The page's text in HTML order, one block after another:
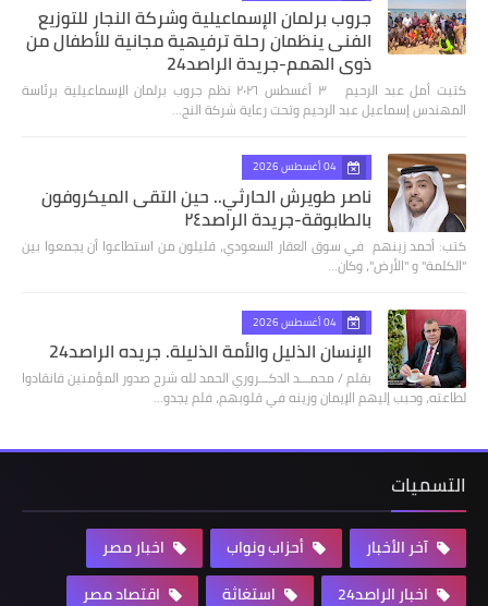
جروب برلمان الإسماعيلية وشركة النجار للتوزيع
الفنى ينظمان رحلة ترفيهية مجانية للأطفال من
ذوي الهمم-جريدة الراصد24
كتبت أمل عبد الرحيم ٣ أغسطس ٢٠٢٦ نظم جروب برلمان الإسماعيلية برئاسة
المهندس إسماعيل عبد الرحيم وتحت رعاية شركة النج…
04 أغسطس 2026
ناصر طويرش الحارثي.. حين التقى الميكروفون
بالطابوقة-جريدة الراصد٢٤
كتب: أحمد زينهم في سوق العقار السعودي، قليلون من استطاعوا أن يجمعوا بين
"الكلمة" و "الأرض"، وكان…
04 أغسطس 2026
الإنسان الذليل والأمة الذليلة. جريده الراصد24
بقلم / محمـــد الدكـــروري الحمد لله شرح صدور المؤمنين فانقادوا
لطاعته، وحبب إليهم الإيمان وزينه في قلوبهم، فلم يجدو…
التسميات
آخر الأخبار أحزاب ونواب
اخبار مصر
اخبار الراصد24
استغاثة
اقتصاد مصر